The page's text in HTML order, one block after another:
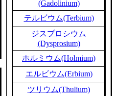
(Gadolinium)
テルビウム(Terbium)
ジスプロシウム
(Dysprosium)
ホルミウム(Holmium)
エルビウム(Erbium)
ツリウム(Thulium)